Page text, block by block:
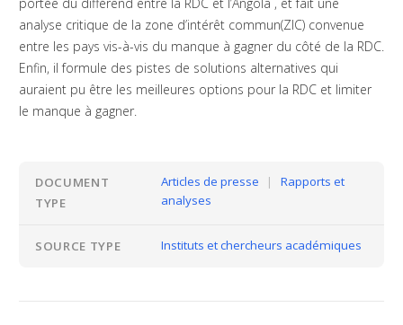
analyse critique de la zone d’intérêt commun(ZIC) convenue
entre les pays vis-à-vis du manque à gagner du côté de la RDC.
Enfin, il formule des pistes de solutions alternatives qui
auraient pu être les meilleures options pour la RDC et limiter
le manque à gagner.
DOCUMENT
TYPE
Articles de presse |
Rapports et
analyses
SOURCE TYPE Instituts et chercheurs académiques